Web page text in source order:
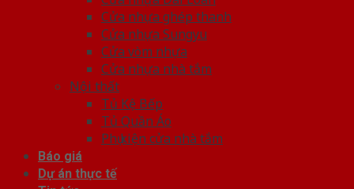
Cửa nhựa ghép thanh
Cửa nhựa Sungyu
Cửa vòm nhựa
Cửa nhựa nhà tắm
Nội thất
Tủ Kệ Bếp
Tủ Quần Áo
Phụ kiện cửa nhà tắm
Báo giá
Dự án thực tế